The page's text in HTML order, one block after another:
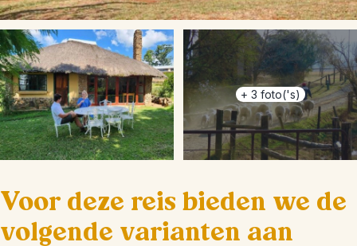
+ 3 foto('s)
Voor deze reis bieden we de
volgende varianten aan